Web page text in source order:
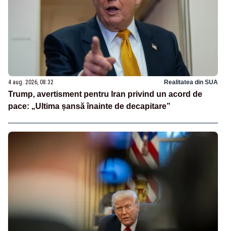
4 aug. 2026, 08:32 Realitatea din SUA
Trump, avertisment pentru Iran privind un acord de
pace: „Ultima șansă înainte de decapitare”